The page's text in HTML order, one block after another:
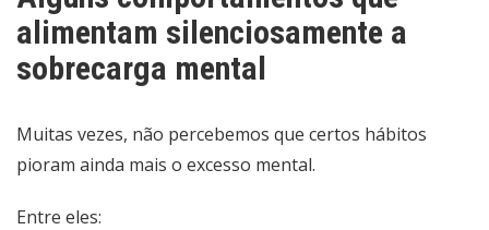
alimentam silenciosamente a
sobrecarga mental
Muitas vezes, não percebemos que certos hábitos
pioram ainda mais o excesso mental.
Entre eles: